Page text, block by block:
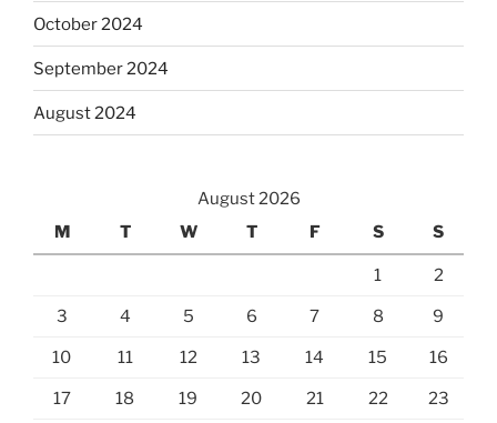
October 2024
September 2024
August 2024
August 2026
M
T W T F S S
1 2
3 4 5 6 7 8 9
10 11 12 13 14 15 16
17 18 19 20 21 22 23